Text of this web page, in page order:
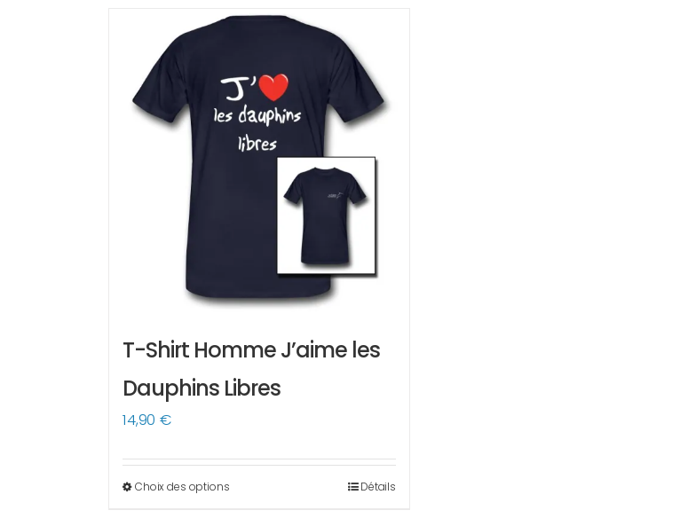
T-Shirt Homme J’aime les
Dauphins Libres
14,90€
Choix des optionsCe
Détails